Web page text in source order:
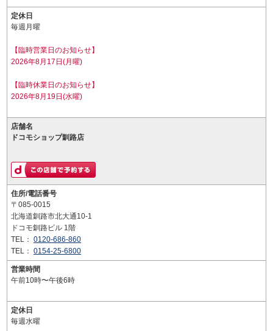
定休日
毎週月曜
【臨時営業日のお知らせ】
2026年8月17日(月曜)
【臨時休業日のお知らせ】
2026年8月19日(水曜)
店舗名
ドコモショップ釧路店
住所/電話番号
〒085-0015
北海道釧路市北大通10-1
ドコモ釧路ビル 1階
TEL： 0120-686-860
TEL： 0154-25-6800
営業時間
午前10時〜午後6時
定休日
毎週水曜